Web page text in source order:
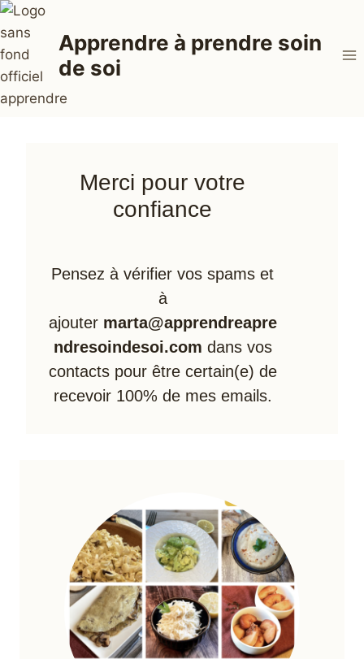
Aller
au
contenu
Apprendre à prendre soin
de soi
Merci pour votre
confiance
Pensez à vérifier vos spams et
à
ajouter marta@apprendreapre
ndresoindesoi.com dans vos
contacts pour être certain(e) de
recevoir 100% de mes emails.